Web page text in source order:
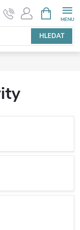
HLEDAT
NÁKUPNÍ
KOŠÍK